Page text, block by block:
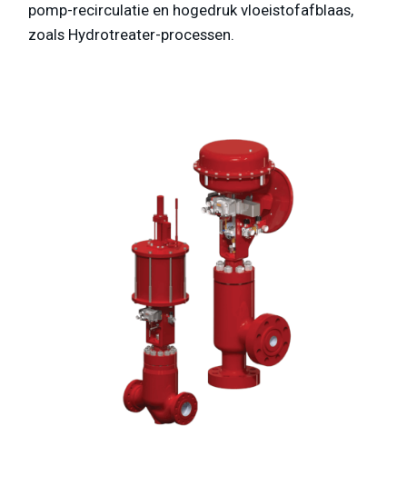
pomp-recirculatie en hogedruk vloeistofafblaas,
zoals Hydrotreater-processen.